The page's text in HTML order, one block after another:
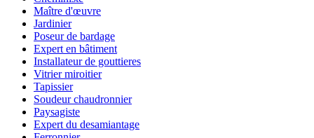
Maître d'œuvre
Jardinier
Poseur de bardage
Expert en bâtiment
Installateur de gouttieres
Vitrier miroitier
Tapissier
Soudeur chaudronnier
Paysagiste
Expert du desamiantage